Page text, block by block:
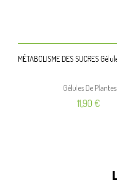
MÉTABOLISME DES SUCRES
Gélules De Plantes
Prix
11,90 €